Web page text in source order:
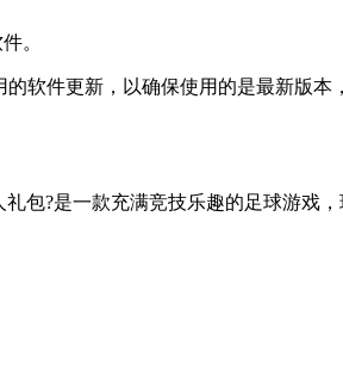
。
软件更新，以确保使用的是最新版本
礼包?是一款充满竞技乐趣的足球游戏